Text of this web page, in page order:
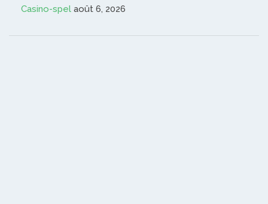
Casino-spel août 6, 2026